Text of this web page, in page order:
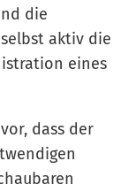
die
aktiv die
eines
dass der